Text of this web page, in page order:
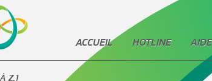
ACCUEIL HOTLINE AIDE
Z.]